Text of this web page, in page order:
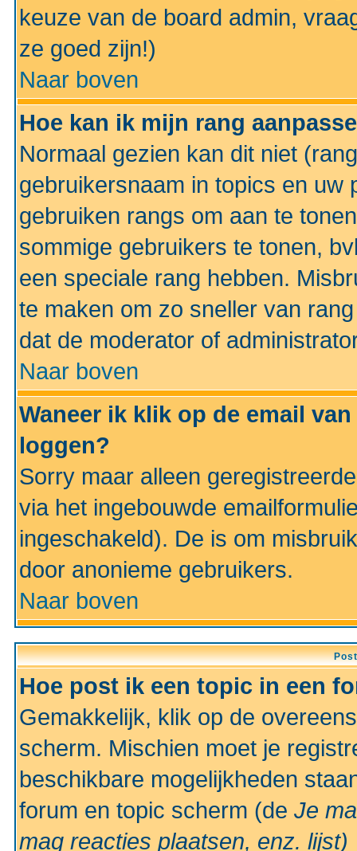
keuze van de board admin,
ze goed zijn!)
Naar boven
Hoe kan ik mijn rang
Normaal gezien kan dit niet
gebruikersnaam in topics en uw
gebruiken rangs om aan te
sommige gebruikers te tonen,
een speciale rang hebben.
te maken om zo sneller van
dat de moderator of
Naar boven
Waneer ik klik op de email
loggen?
Sorry maar alleen
via het ingebouwde
ingeschakeld). De is om
door anonieme gebruikers.
Naar boven
Hoe post ik een topic in een
Gemakkelijk, klik op de
scherm. Mischien moet je
beschikbare mogelijkheden
forum en topic scherm (de Je
mag reacties plaatsen, enz. lijst)